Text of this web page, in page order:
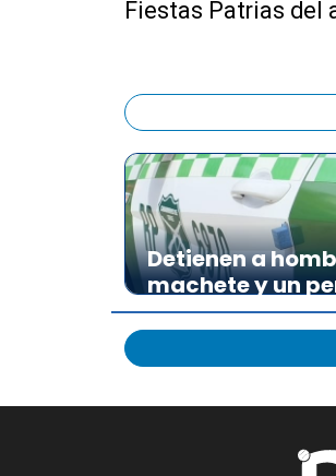
Fiestas Patrias del
Detienen a
machete y un